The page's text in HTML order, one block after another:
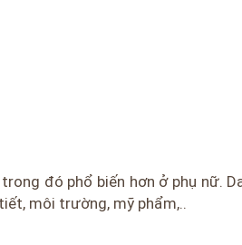
đó phổ biến hơn ở phụ nữ.
môi trường, mỹ phẩm,..